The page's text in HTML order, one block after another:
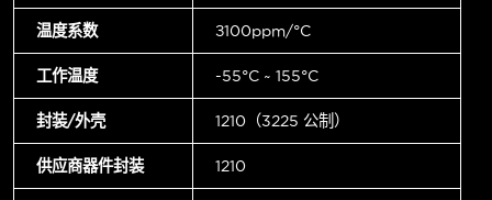
温度系数 ±100ppm/°C
工作温度 -55°C ~ 155°C
封装/外壳 1210（3225 公制）
供应商器件封装 1210